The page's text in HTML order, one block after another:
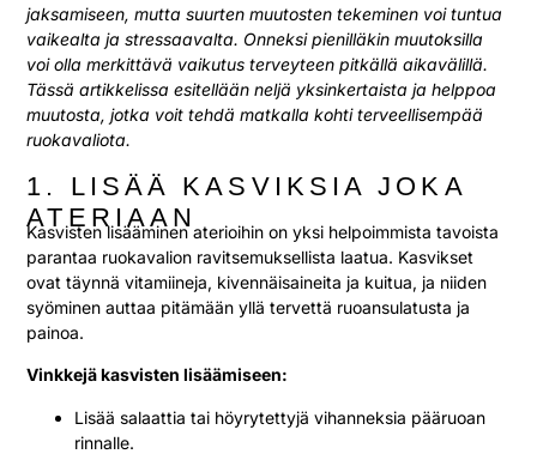
jaksamiseen, mutta suurten muutosten tekeminen voi tuntua
vaikealta ja stressaavalta. Onneksi pienilläkin muutoksilla
voi olla merkittävä vaikutus terveyteen pitkällä aikavälillä.
Tässä artikkelissa esitellään neljä yksinkertaista ja helppoa
muutosta, jotka voit tehdä matkalla kohti terveellisempää
ruokavaliota.
1. LISÄÄ KASVIKSIA JOKA
ATERIAAN
Kasvisten lisääminen aterioihin on yksi helpoimmista tavoista
parantaa ruokavalion ravitsemuksellista laatua. Kasvikset
ovat täynnä vitamiineja, kivennäisaineita ja kuitua, ja niiden
syöminen auttaa pitämään yllä tervettä ruoansulatusta ja
painoa.
Vinkkejä kasvisten lisäämiseen:
Lisää salaattia tai höyrytettyjä vihanneksia pääruoan
rinnalle.